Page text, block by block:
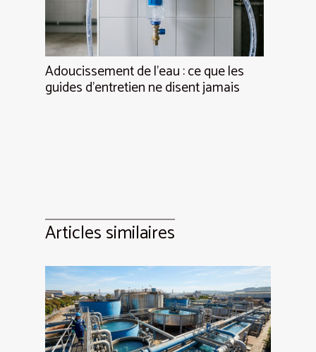
Adoucissement de l’eau : ce que les
guides d’entretien ne disent jamais
Articles similaires